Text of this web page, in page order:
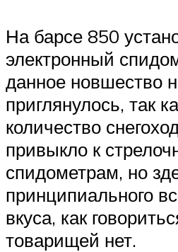
На барсе 850
электронный
данное новшество
приглянулось, так
количество
привыкло к
спидометрам, но
принципиального
вкуса, как
товарищей нет.